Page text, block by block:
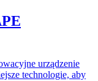
urządzenie
technologie, aby